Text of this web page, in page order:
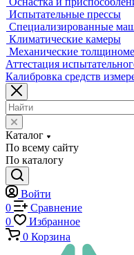
Промышленные
Фрезерные станки
Разрушающий контроль
Универсальные
Универсальные
Машины для испытаний на
Машины для испытания
Экстензометры
Системы температурных
Машины на кручение
Машины на изгиб
Копры маятниковые
Оснастка и
Испытательные прессы
Специализированные
Климатические камеры
Механические
Аттестация
Калибровка средств